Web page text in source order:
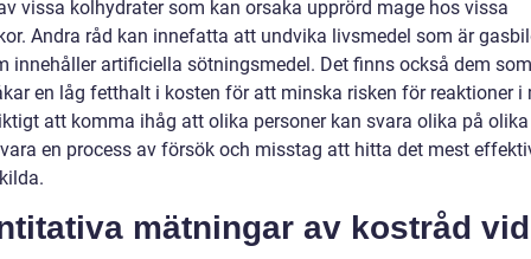
vissa kolhydrater som kan orsaka upprörd mage hos vissa
Andra råd kan innefatta att undvika livsmedel som är
innehåller artificiella sötningsmedel. Det finns också dem som
en låg fetthalt i kosten för att minska risken för reaktioner i
att komma ihåg att olika personer kan svara olika på olika
en process av försök och misstag att hitta det mest
mätningar av kostråd